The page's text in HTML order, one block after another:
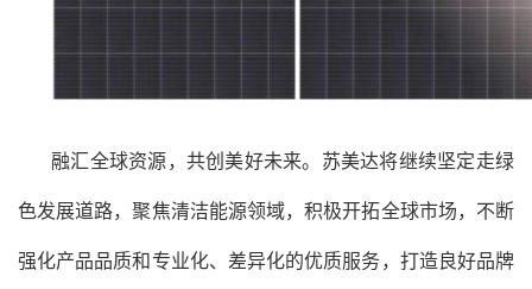
融汇全球资源，共创美好未来。 苏美达将继续坚定走绿
色发展道路，聚焦清洁能源领域，积极开拓全球市场，不断
强化产品品质和专业化、差异化的优质服务，打造良好品牌